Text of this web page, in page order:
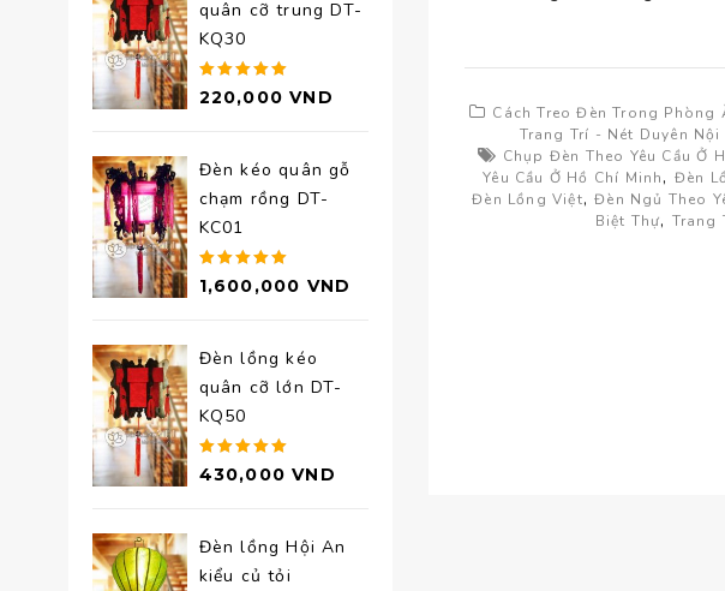
Cách Treo Đèn Trong Phòng
Trang Trí - Nét Duyên Nội
Chụp Đèn Theo Yêu Cầu Ở
Yêu Cầu Ở Hồ Chí Minh, Đèn
Đèn Lồng Việt,Đèn Ngủ Theo
Biệt Thự, Trang
quân cỡ trung DT-
KQ30
Được xếp
220,000VND
Đèn kéo quân gỗ
chạm rồng DT-
KC01
Được xếp
1,600,000 VND
Đèn lồng kéo
quân cỡ lớn DT-
KQ50
Được xếp
430,000VND
Đèn lồng Hội An
kiểu củ tỏi